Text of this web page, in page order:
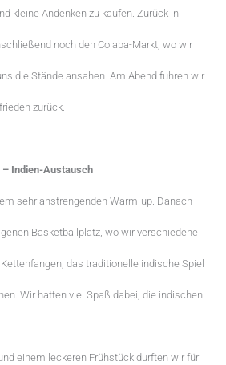
kleine Andenken zu kaufen. Zurück in
noch den Colaba-Markt, wo wir
die Stände ansahen. Am Abend fuhren wir
zurück.
Indien-Austausch
sehr anstrengenden Warm-up. Danach
Basketballplatz, wo wir verschiedene
das traditionelle indische Spiel
Wir hatten viel Spaß dabei, die indischen
einem leckeren Frühstück durften wir für